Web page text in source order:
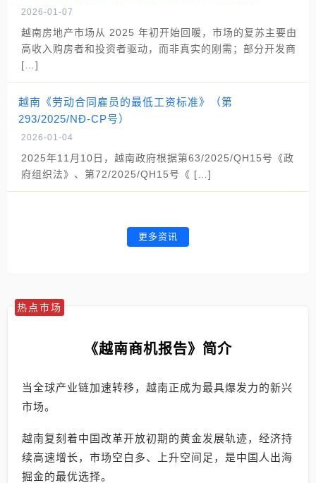
2026-01-07
越南房地产市场从 2025 年初开始回暖，市场的复苏主要由
高收入购房者和投资者驱动，而非真实的刚需；部分开发商
[…]
越南《劳动合同雇员的最低工资标准》（第
293/2025/NĐ-CP号）
2026-01-04
2025年11月10日，越南政府根据第63/2025/QH15号《政
府组织法》、第72/2025/QH15号《 […]
更多资讯
热点市场
《越南商机报告》简介
当全球产业链加速转移，越南正成为最具爆发力的新兴
市场。
越南复刻着中国改革开放初期的黄金发展轨迹，经济持
续高速增长，市场空白多、上升空间足，是中国人出海
掘金的最优选择。